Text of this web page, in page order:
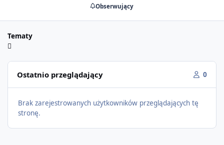
Obserwujący
Tematy
Ostatnio przeglądający 0
Brak zarejestrowanych użytkowników przeglądających tę
stronę.